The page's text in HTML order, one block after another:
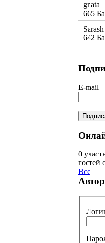
gnata
665
Sarash
642
E-mail
0
гостей
Все